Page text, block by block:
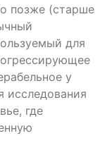
позже (старше
для
у
исследования
где